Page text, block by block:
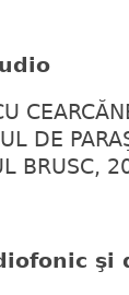
DE
BRUSC,
şi